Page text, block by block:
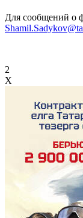
Для сообщений о
2
X